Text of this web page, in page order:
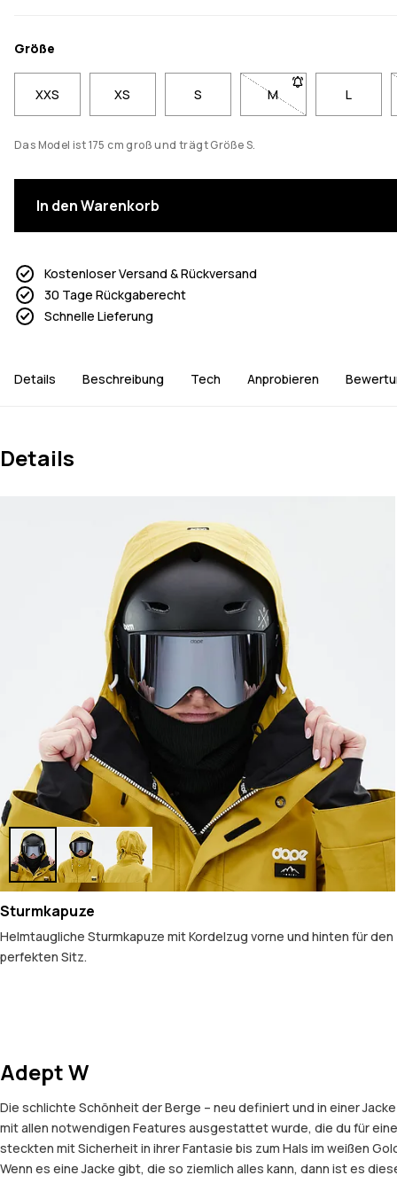
Größe
XXS XS S M- Größe M nicht
L
Das Model ist 175 cm groß und trägt Größe S.
In den Warenkorb
Kostenloser Versand & Rückversand
30 Tage Rückgaberecht
Schnelle Lieferung
Details Beschreibung Tech Anprobieren
Details
Sturmkapuze
Helmtaugliche Sturmkapuze mit Kordelzug vorne und hinten für den
perfekten Sitz.
Adept W
Die schlichte Schönheit der Berge – neu definiert und in einer
mit allen notwendigen Features ausgestattet wurde, die du für
steckten mit Sicherheit in ihrer Fantasie bis zum Hals im weißen
Wenn es eine Jacke gibt, die so ziemlich alles kann, dann ist es